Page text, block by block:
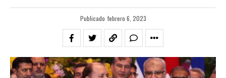
Publicado febrero 6, 2023